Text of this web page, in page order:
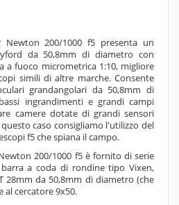
Newton 200/1000 f5 presenta un
da 50,8mm di diametro con
a fuoco micrometrica 1:10, migliore
simili di altre marche. Consente
grandangolari da 50,8mm di
ingrandimenti e grandi campi
camere dotate di grandi sensori
caso consigliamo l'utilizzo del
f5 che spiana il campo.
200/1000 f5 è fornito di serie
a coda di rondine tipo Vixen,
28mm da 50,8mm di diametro (che
al cercatore 9x50.